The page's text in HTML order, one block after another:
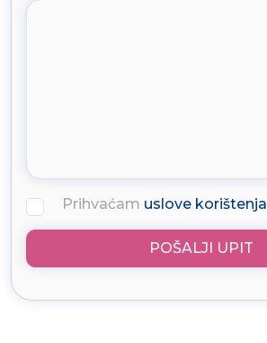
Prihvaćam uslove korištenja
POŠALJI UPIT